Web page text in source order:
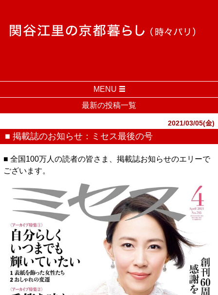
MENU
最新の投稿一覧
2021/03/05(金)
■ 掲載誌のお知らせ：ミセス最後の号
■ 全国100万人の読者の皆さま、掲載誌お知らせのエリーで
ございます。